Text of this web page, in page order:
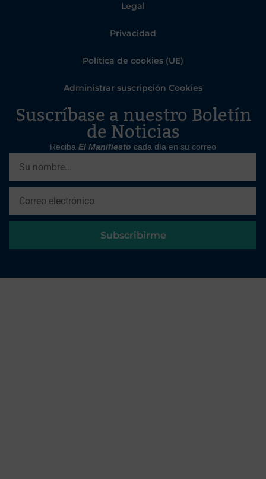
Legal
Privacidad
Política de cookies (UE)
Administrar suscripción Cookies
Suscríbase a nuestro Boletín
de Noticias
Reciba El Manifiesto cada día en su correo
Subscribirme